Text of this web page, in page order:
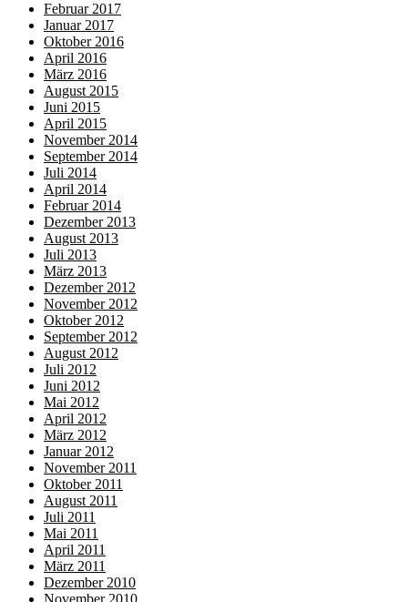
Februar 2017
Januar 2017
Oktober 2016
April 2016
März 2016
August 2015
Juni 2015
April 2015
November 2014
September 2014
Juli 2014
April 2014
Februar 2014
Dezember 2013
August 2013
Juli 2013
März 2013
Dezember 2012
November 2012
Oktober 2012
September 2012
August 2012
Juli 2012
Juni 2012
Mai 2012
April 2012
März 2012
Januar 2012
November 2011
Oktober 2011
August 2011
Juli 2011
Mai 2011
April 2011
März 2011
Dezember 2010
November 2010